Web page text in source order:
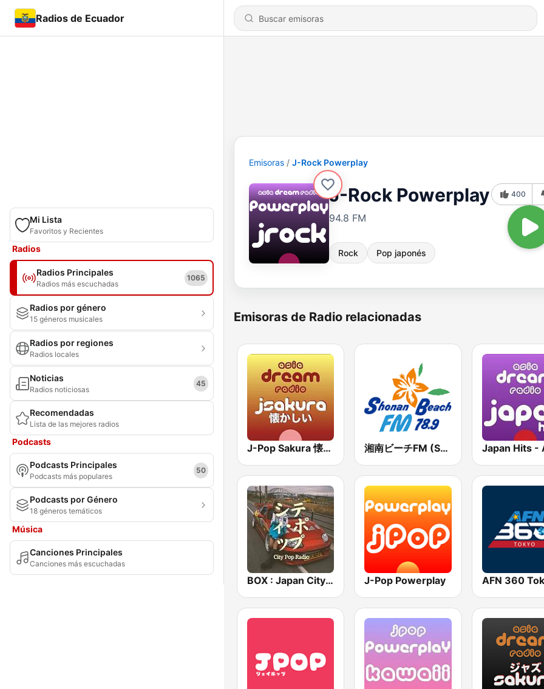
Radios de Ecuador
Mi Lista
Favoritos y Recientes
Radios
Radios Principales
Radios más escuchadas
1065
Radios por género
15 géneros musicales
Radios por regiones
Radios locales
Noticias
Radios noticiosas
45
Recomendadas
Lista de las mejores radios
Podcasts
Podcasts Principales
Podcasts más populares
50
Podcasts por Género
18 géneros temáticos
Música
Canciones Principales
Canciones más escuchadas
Emisoras J-Rock Powerplay
J-Rock Powerplay
94.8 FM
Rock Pop japonés
400
Emisoras de Radio relacionadas
J-Pop Sakura 懐かしい 湘南ビーチFM (Shonan Beach FM)
BOX : Japan City Pop -日本のシティポップ J-Pop Powerplay